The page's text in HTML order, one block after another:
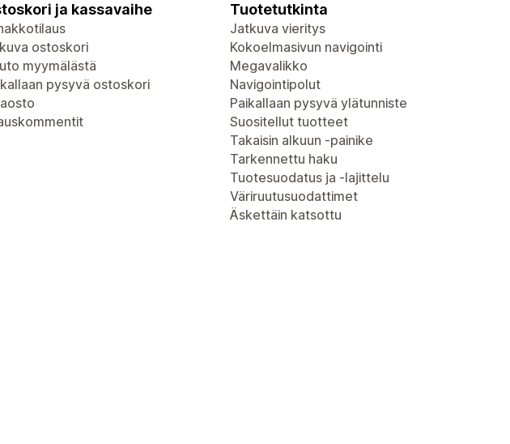
ja kassavaihe
ostoskori
myymälästä
pysyvä ostoskori
Tuotetutkinta
Jatkuva vieritys
Kokoelmasivun navigointi
Megavalikko
Navigointipolut
Paikallaan pysyvä ylätunniste
Suositellut tuotteet
Takaisin alkuun -painike
Tarkennettu haku
Tuotesuodatus ja -lajittelu
Väriruutusuodattimet
Äskettäin katsottu